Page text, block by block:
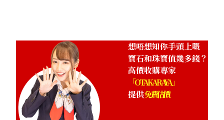
想唔想知你手頭上嘅
寶石和珠寶值幾多錢？
高價收購專家
「OTAKARAYA」
提供免費估價